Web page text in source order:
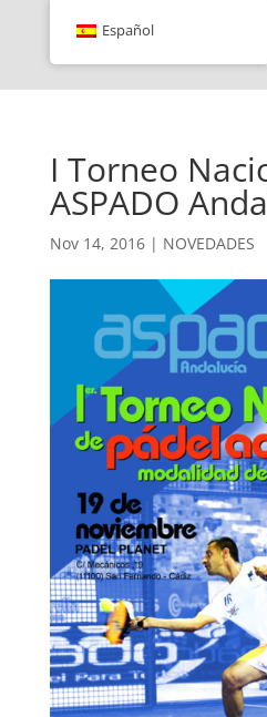
I Torneo
ASPADO
Nov 14, 2016| NOVEDADES
Español